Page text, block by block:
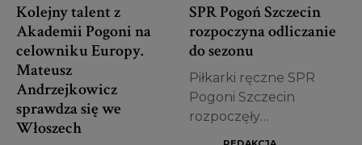
Kolejny talent z
Akademii Pogoni na
celowniku Europy.
Mateusz
Andrzejkowicz
sprawdza się we
Włoszech
SPR Pogoń Szczecin
rozpoczyna odliczanie
do sezonu
Piłkarki ręczne SPR
Pogoni Szczecin
rozpoczęły